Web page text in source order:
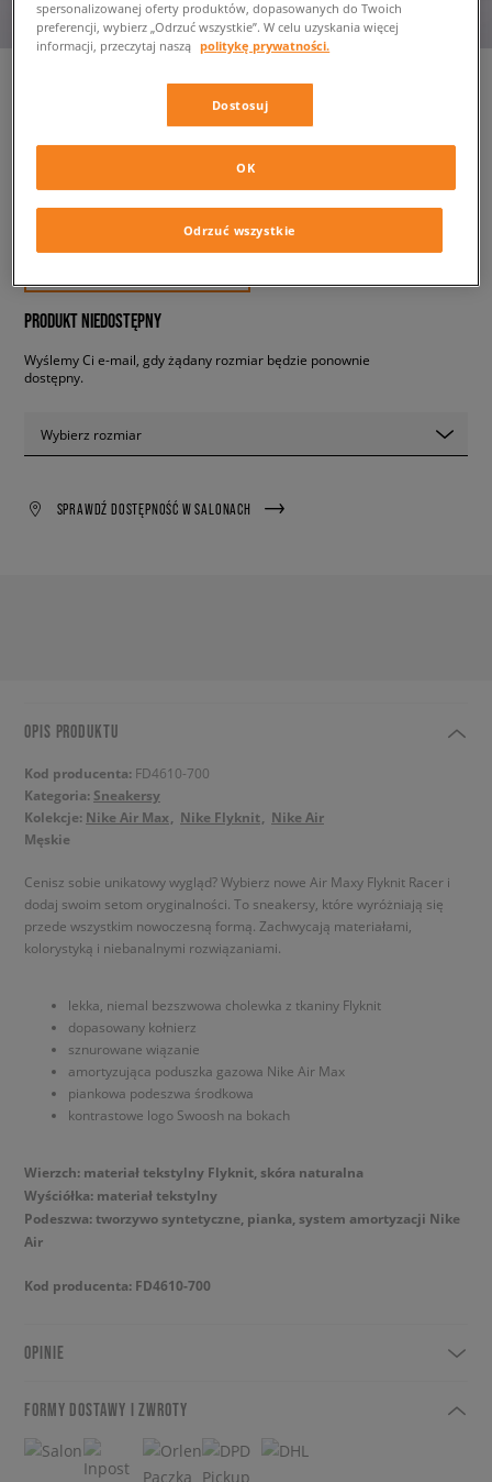
NIKE AIR MAX FLYKNIT RACER
PRODUKT NIEDOSTĘPNY
Wyślemy Ci e-mail, gdy żądany rozmiar będzie ponownie
dostępny.
Wybierz rozmiar
SPRAWDŹ DOSTĘPNOŚĆ W SALONACH
OPIS PRODUKTU
Kod producenta: FD4610-700
Kategoria: Sneakersy
Kolekcje: Nike Air Max Nike Flyknit
Nike Air
Męskie
Cenisz sobie unikatowy wygląd? Wybierz nowe Air Maxy Flyknit Racer i
dodaj swoim setom oryginalności. To sneakersy, które wyróżniają się
przede wszystkim nowoczesną formą. Zachwycają materiałami,
kolorystyką i niebanalnymi rozwiązaniami.
lekka, niemal bezszwowa cholewka z tkaniny Flyknit
dopasowany kołnierz
sznurowane wiązanie
amortyzująca poduszka gazowa Nike Air Max
piankowa podeszwa środkowa
kontrastowe logo Swoosh na bokach
Wierzch: materiał tekstylny Flyknit, skóra naturalna
Wyściółka: materiał tekstylny
Podeszwa: tworzywo syntetyczne, pianka, system amortyzacji Nike
Air
Kod producenta: FD4610-700
OPINIE
FORMY DOSTAWY I ZWROTY
spersonalizowanej oferty produktów, dopasowanych do Twoich
preferencji, wybierz „Odrzuć wszystkie”. W celu uzyskania więcej
informacji, przeczytaj naszą politykę prywatności.
Dostosuj
Odrzuć wszystkie
OK